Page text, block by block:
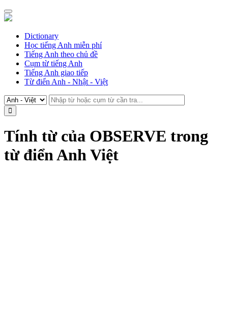
Dictionary
Học tiếng Anh miễn phí
Tiếng Anh theo chủ đề
Cụm từ tiếng Anh
Tiếng Anh giao tiếp
Từ điển Anh - Nhật - Việt
Tính từ của OBSERVE trong
từ điển Anh Việt